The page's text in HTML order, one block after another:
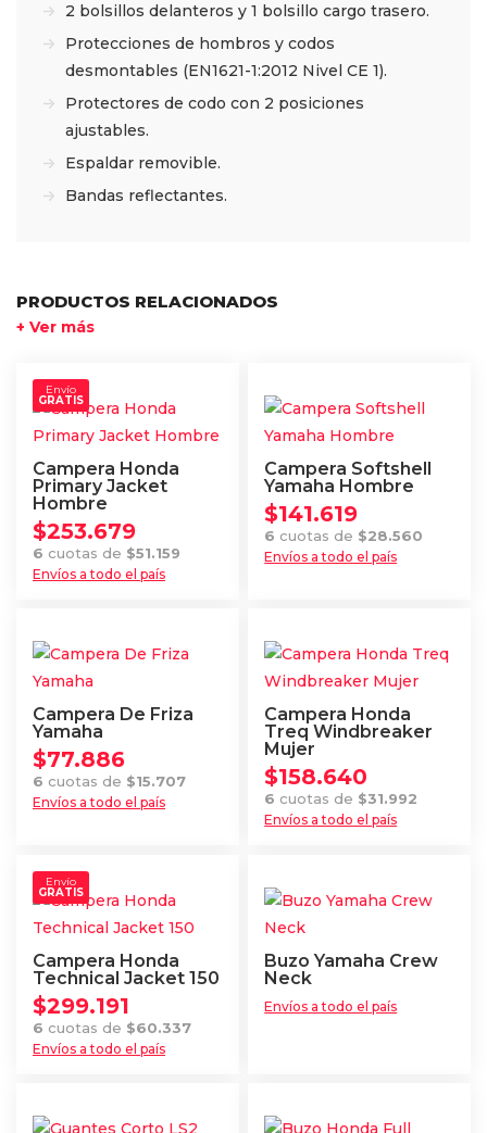
2 bolsillos delanteros y 1 bolsillo cargo trasero.
Protecciones de hombros y codos
desmontables (EN1621-1:2012 Nivel CE 1).
Protectores de codo con 2 posiciones
ajustables.
Espaldar removible.
Bandas reflectantes.
PRODUCTOS RELACIONADOS
+ Ver más
Campera Honda
Primary Jacket
Hombre
Envío
GRATIS
Envíos a todo el país
$253.679
6 cuotas de $51.159
tiene
múltiples
variantes.
Las
opciones
se
pueden
en
la
página
producto
Campera Softshell
Yamaha Hombre
Envíos a todo el país
$141.619
6 cuotas de $28.560
múltiples
variantes.
Las
opciones
se
pueden
elegir
página
de
producto
Campera De Friza
Yamaha
Envíos a todo el país
$77.886
6 cuotas de $15.707
tiene
múltiples
variantes.
Las
opciones
se
pueden
la
Campera Honda
Treq Windbreaker
Mujer
Envíos a todo el país
$158.640
6 cuotas de $31.992
tiene
múltiples
variantes.
Las
opciones
en
Campera Honda
Technical Jacket 150
Envío
GRATIS
Envíos a todo el país
$299.191
6 cuotas de $60.337
tiene
Buzo Yamaha Crew
Neck
Envíos a todo el país